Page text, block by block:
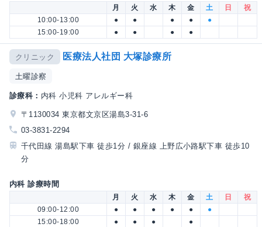
月 火 水 木 金 土 日
祝
10:00-13:00
● ● ● ●
●
15:00-19:00
● ● ● ●
クリニック 医療法人社団 大塚診療所
土曜診察
診療科： 内科 小児科 アレルギー科
〒1130034 東京都文京区湯島3-31-6
03-3831-2294
千代田線 湯島駅下車 徒歩1分 / 銀座線 上野広小路駅下車 徒歩10
分
内科 診療時間
月 火 水 木 金 土 日
祝
09:00-12:00
● ● ● ● ●
●
15:00-18:00
● ● ● ●